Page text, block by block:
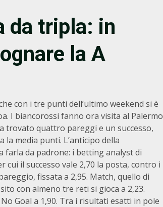
da tripla: in
la A
con i tre punti dell’ultimo weekend si è
I biancorossi fanno ora visita al Palermo
trovato quattro pareggi e un successo,
media punti. L’anticipo della
farla da padrone: i betting analyst di
il successo vale 2,70 la posta, contro i
fissata a 2,95. Match, quello di
con almeno tre reti si gioca a 2,23.
Goal a 1,90. Tra i risultati esatti in pole